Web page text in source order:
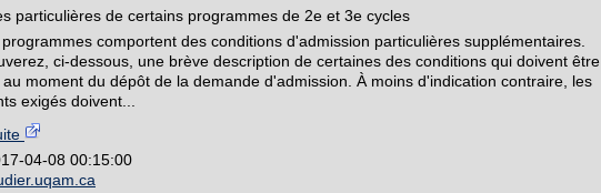
particulières de certains programmes de 2e et 3e cycles
comportent des conditions d'admission particulières supplémentaires.
ci-dessous, une brève description de certaines des conditions qui doivent être
au moment du dépôt de la demande d'admission. À moins d'indication contraire, les
exigés doivent...
04-08 00:15:00